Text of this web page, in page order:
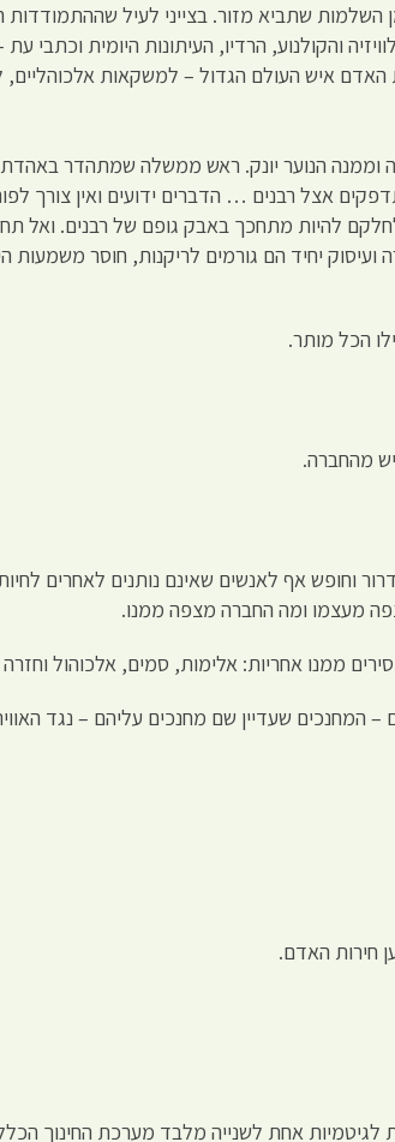
השלמות שתביא מזור. בצייני לעיל
והקולנוע, הרדיו, העיתונות היומית וכתבי
האדם איש העולם הגדול – למשקאות אלכוהליים,
וממנה הנוער יונק. ראש ממשלה שמתהדר
אצל רבנים … הדברים ידועים ואין צורך
להיות מתחכך באבק גופם של רבנים. ואל
יחיד הם גורמים לריקנות, חוסר משמעות
הכל מותר.
מהחברה.
וחופש אף לאנשים שאינם נותנים לאחרים לחיות
מעצמו ומה החברה מצפה ממנו.
ממנו אחריות: אלימות, סמים, אלכוהול
המחנכים שעדיין שם מחנכים עליהם – נגד
חירות האדם.
לגיטמיות אחת לשנייה מלבד מערכת החינוך